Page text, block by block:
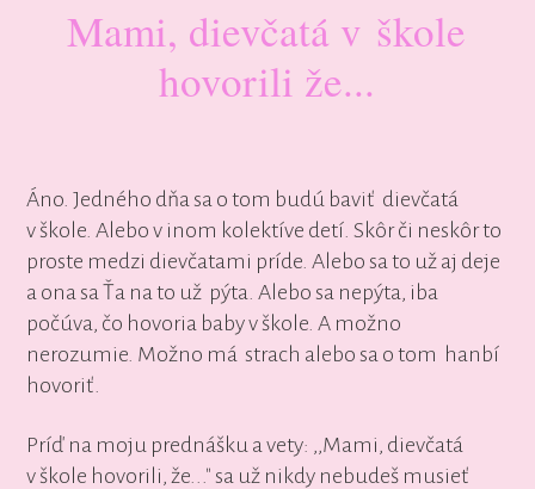
Mami, dievčatá v škole
hovorili že...
Áno. Jedného dňa sa o tom budú baviť dievčatá
v škole. Alebo v inom kolektíve detí. Skôr či neskôr to
proste medzi dievčatami príde. Alebo sa to už aj deje
a ona sa Ťa na to už pýta. Alebo sa nepýta, iba
počúva, čo hovoria baby v škole. A možno
nerozumie. Možno má strach alebo sa o tom hanbí
hovoriť.
Príď na moju prednášku a vety: ,,Mami, dievčatá
v škole hovorili, že..." sa už nikdy nebudeš musieť